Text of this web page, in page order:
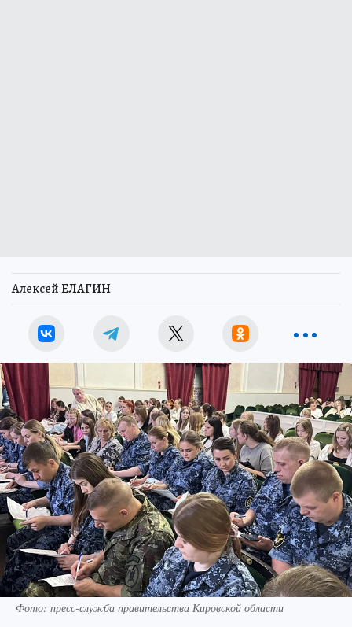
Алексей ЕЛАГИН
Фото: пресс-служба правительства Кировской области